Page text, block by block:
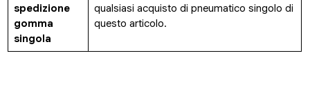
spedizione
gomma
singola
qualsiasi acquisto di pneumatico singolo di
questo articolo.